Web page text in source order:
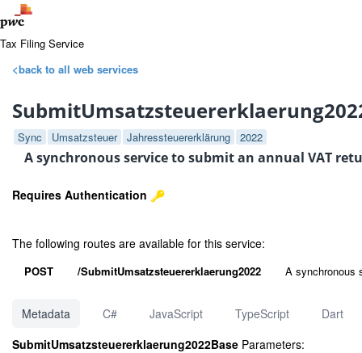
Tax Filing Service
<back to all web services
Sync Umsatzsteuer Jahressteuererklärung 2022
A synchronous service to submit an annual VAT
Requires Authentication
The following routes are available for this service:
POST /SubmitUmsatzsteuererklaerung2022 A synchronous
Metadata C# JavaScript TypeScript
Dart
SubmitUmsatzsteuererklaerung2022Base Parameters: